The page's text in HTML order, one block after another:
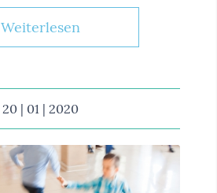
Weiterlesen
20 | 01 | 2020